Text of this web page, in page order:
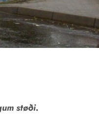
støði.